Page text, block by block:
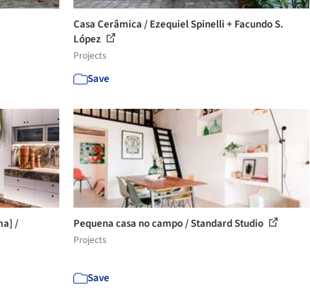
Casa Cerâmica / Ezequiel Spinelli + Facundo S.
López
Projects
Save
/
Pequena casa no campo / Standard Studio
Projects
Save